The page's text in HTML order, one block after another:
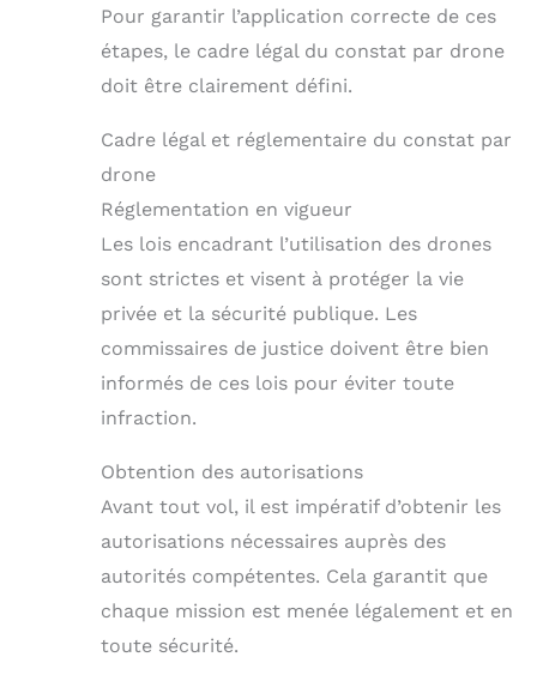
Pour garantir l’application correcte de ces
étapes, le cadre légal du constat par drone
doit être clairement défini.
Cadre légal et réglementaire du constat par
drone
Réglementation en vigueur
Les lois encadrant l’utilisation des drones
sont strictes et visent à protéger la vie
privée et la sécurité publique. Les
commissaires de justice doivent être bien
informés de ces lois pour éviter toute
infraction.
Obtention des autorisations
Avant tout vol, il est impératif d’obtenir les
autorisations nécessaires auprès des
autorités compétentes. Cela garantit que
chaque mission est menée légalement et en
toute sécurité.